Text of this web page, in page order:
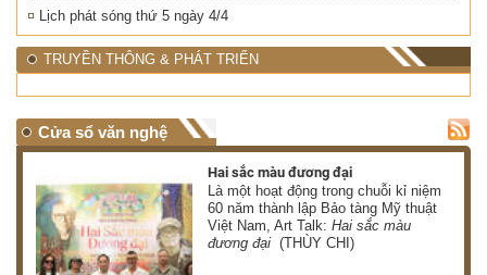
Lịch phát sóng thứ 5 ngày 4/4
TRUYỀN THÔNG & PHÁT TRIỂN
Cửa sổ văn nghệ
Hai sắc màu đương đại
Là một hoạt động trong chuỗi kỉ niệm
60 năm thành lập Bảo tàng Mỹ thuật
Việt Nam, Art Talk:Hai sắc màu
đương đại (THÙY CHI)